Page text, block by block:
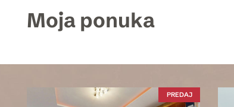
Moja ponuka
PREDAJ